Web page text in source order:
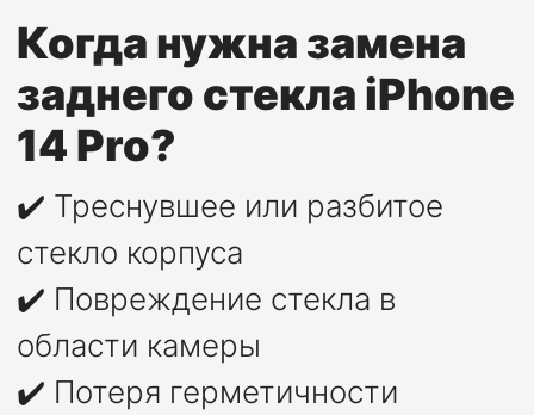
Когда нужна замена
заднего стекла iPhone
14 Pro?
✔️ Треснувшее или разбитое
стекло корпуса
✔️ Повреждение стекла в
области камеры
✔️ Потеря герметичности